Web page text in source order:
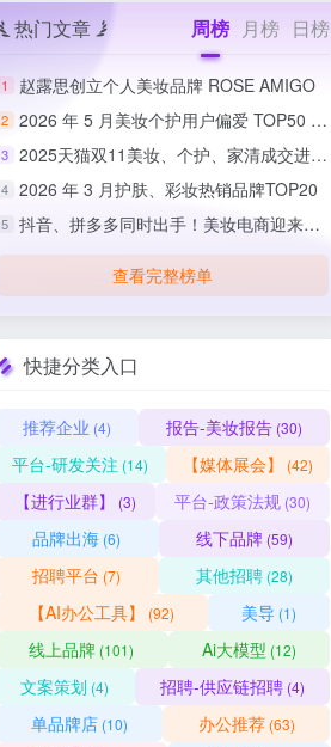
热门文章 周榜 月榜 日榜
1 赵露思创立个人美妆品牌 ROSE AMIGO
2 2026 年 5 月美妆个护用户偏爱 TOP50 榜单出炉
3 2025天猫双11美妆、个护、家清成交进度排行榜
4 2026 年 3 月护肤、彩妆热销品牌TOP20
5 抖音、拼多多同时出手！美妆电商迎来史上最严整治
查看完整榜单
快捷分类入口
推荐企业 (4) 报告-美妆报告 (30)
平台-研发关注 (14) 【媒体展会】 (42)
【进行业群】 (3) 平台-政策法规 (30)
品牌出海 (6) 线下品牌(59)
招聘平台 (7) 其他招聘(28)
【AI办公工具】 (92) 美导 (1)
线上品牌 (101) Ai大模型 (12)
文案策划 (4) 招聘-供应链招聘(4)
单品牌店(10) 办公推荐(63)